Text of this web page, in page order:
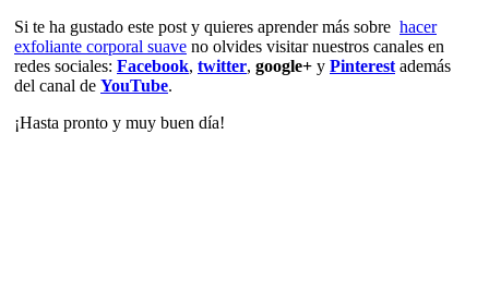
Si te ha gustado este post y quieres aprender más sobre hacer
exfoliante corporal suave no olvides visitar nuestros canales en
redes sociales: Facebook, twitter, google+ y Pinterest además
del canal de YouTube.
¡Hasta pronto y muy buen día!